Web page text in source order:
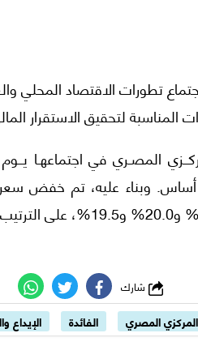
تطورات الاقتصاد المحلي
المناسبة لتحقيق الاستقرار
الأساسية بواقع 100 نقطة أساس. وبناء
العملية الرئيسية للبنك
المصري الفائدة الإيداع